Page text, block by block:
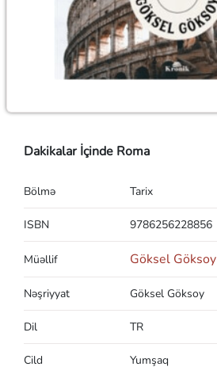
Dakikalar İçinde Roma
Bölmə Tarix
ISBN 9786256228856
Müəllif Göksel Göksoy
Nəşriyyat Göksel Göksoy
Dil TR
Cild Yumşaq